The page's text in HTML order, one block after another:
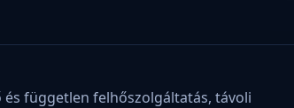
független felhőszolgáltatás, távoli